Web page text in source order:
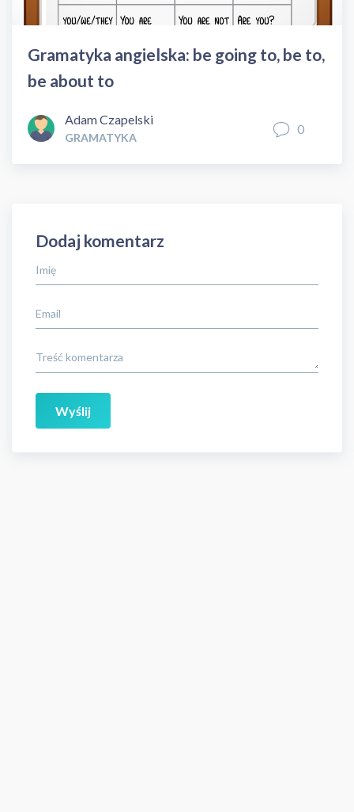
Gramatyka angielska: be going to, be to,
be about to
Adam Czapelski
GRAMATYKA
0
Dodaj komentarz
Imię
Email
Treść komentarza